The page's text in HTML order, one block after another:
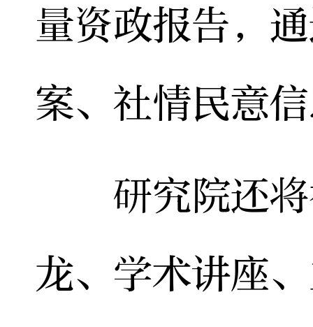
量资政报告，
案、社情民意
研究院还将
龙、学术讲座